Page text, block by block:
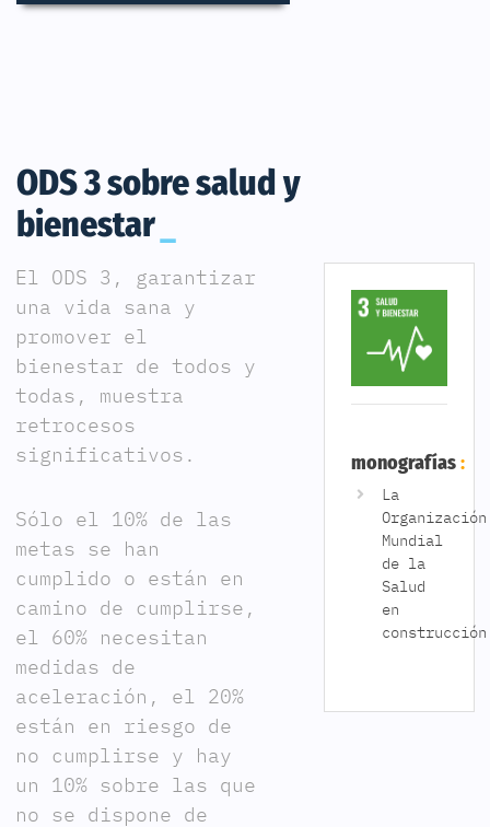
ODS 3 sobre salud y
bienestar
El ODS 3, garantizar
una vida sana y
promover el
bienestar de todos y
todas, muestra
retrocesos
significativos.
Sólo el 10% de las
metas se han
cumplido o están en
camino de cumplirse,
el 60% necesitan
medidas de
aceleración, el 20%
están en riesgo de
no cumplirse y hay
un 10% sobre las que
no se dispone de
monografías
La
Organización
Mundial
de la
Salud
en
construcción